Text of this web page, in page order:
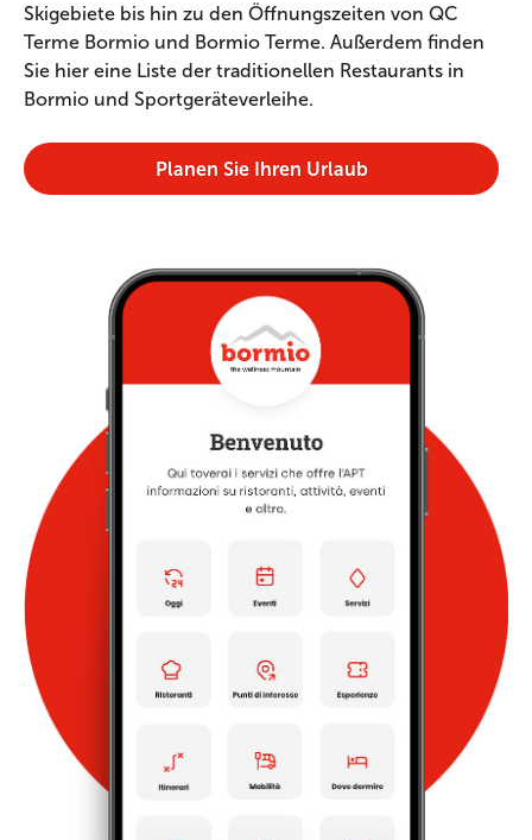
Skigebiete bis hin zu den Öffnungszeiten von QC
Terme Bormio und Bormio Terme. Außerdem finden
Sie hier eine Liste der traditionellen Restaurants in
Bormio und Sportgeräteverleihe.
Planen Sie Ihren Urlaub